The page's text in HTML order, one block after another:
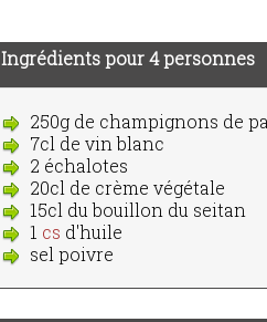
Ingrédients pour 4 personnes
250g de champignons de
7cl de vin blanc
2 échalotes
20cl de crème végétale
15cl du bouillon du seitan
1 cs d'huile
sel poivre